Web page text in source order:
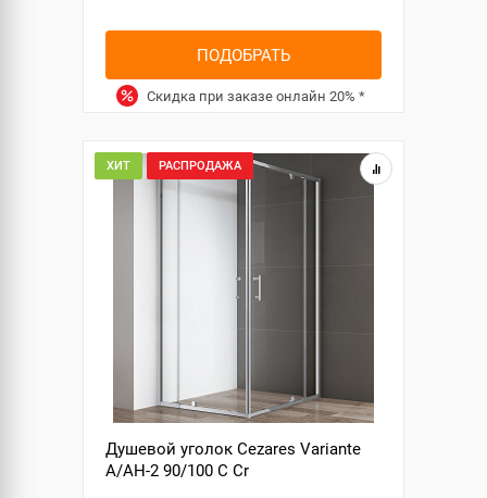
ПОДОБРАТЬ
Скидка при заказе онлайн 20% *
ХИТ РАСПРОДАЖА
Душевой уголок Cezares Variante
A/AH-2 90/100 C Cr